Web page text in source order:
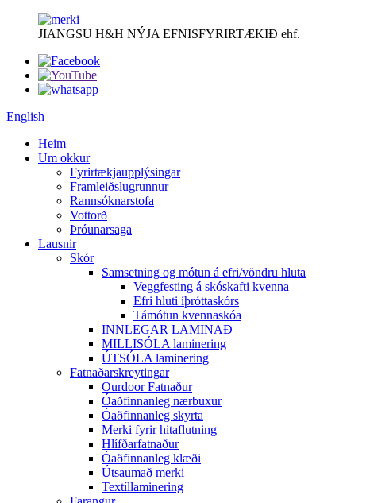
JIANGSU H&H NÝJA EFNISFYRIRTÆKIÐ ehf.
English
Heim
Um okkur
Fyrirtækjaupplýsingar
Framleiðslugrunnur
Rannsóknarstofa
Vottorð
Þróunarsaga
Lausnir
Skór
Samsetning og mótun á efri/vöndru hluta
Veggfesting á skóskafti kvenna
Efri hluti íþróttaskórs
Támótun kvennaskóa
INNLEGAR LAMINAÐ
MILLISÓLA laminering
ÚTSÓLA laminering
Fatnaðarskreytingar
Ourdoor Fatnaður
Óaðfinnanleg nærbuxur
Óaðfinnanleg skyrta
Merki fyrir hitaflutning
Hlífðarfatnaður
Óaðfinnanleg klæði
Útsaumað merki
Textíllaminering